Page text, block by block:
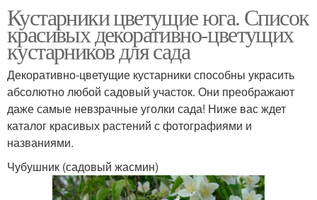
Кустарники цветущие юга. Список
красивых декоративно-цветущих
кустарников для сада
Декоративно-цветущие кустарники способны украсить
абсолютно любой садовый участок. Они преображают
даже самые невзрачные уголки сада! Ниже вас ждет
каталог красивых растений с фотографиями и
названиями.
Чубушник (садовый жасмин)